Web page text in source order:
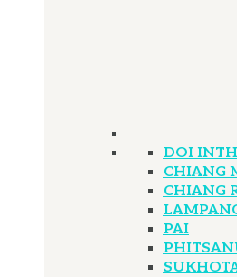
DOI
CHIANG
CHIANG
PAI